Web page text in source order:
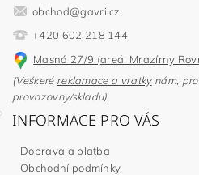
obchod@gavri.cz
+420 602 218 144
Masná 27/9 (areál Mrazírny
(Veškeré reklamace a vratkynám,
provozovny/skladu)
INFORMACE PRO VÁS
Doprava a platba
Obchodní podmínky